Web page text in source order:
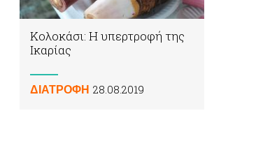
Κολοκάσι: Η υπερτροφή της
Ικαρίας
ΔΙΑΤΡΟΦΗ 28.08.2019